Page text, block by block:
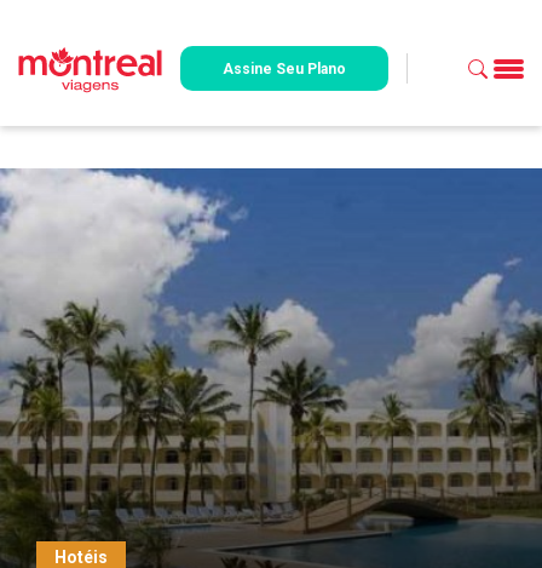
Assine Seu Plano
Hotéis